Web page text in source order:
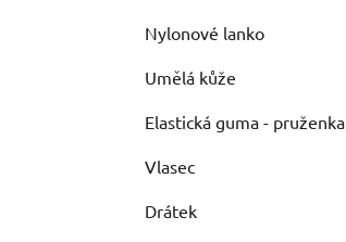
Nylonové lanko
Umělá kůže
Elastická guma - pruženka
Vlasec
Drátek